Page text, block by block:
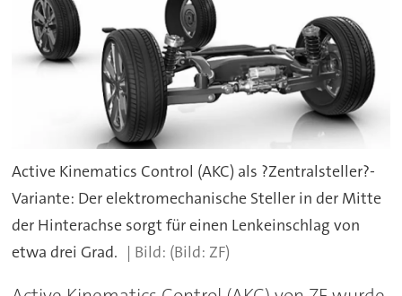
Active Kinematics Control (AKC) als ?Zentralsteller?-
Variante: Der elektromechanische Steller in der Mitte
der Hinterachse sorgt für einen Lenkeinschlag von
etwa drei Grad.
(Bild: ZF)